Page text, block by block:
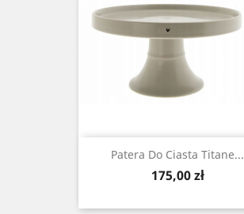
Patera Do Ciasta Titane...
Cena
175,00 zł